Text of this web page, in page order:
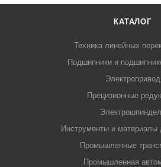
КАТАЛОГ
Техника линейных
Подшипники и
Электропривод
Прецизионные
Инструменты и материалы
Промышленные
Промышленная